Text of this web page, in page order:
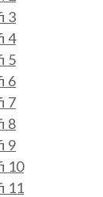
3
4
5
6
7
8
9
10
11